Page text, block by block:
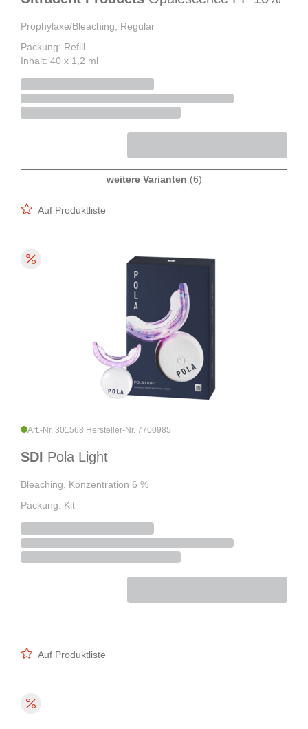
Prophylaxe/Bleaching, Regular
Packung: Refill
Inhalt: 40 x 1,2 ml
weitere Varianten (6)
Auf Produktliste
Art.-Nr. 301568 Hersteller-Nr. 7700985
SDI Pola Light
Bleaching, Konzentration 6 %
Packung: Kit
Auf Produktliste